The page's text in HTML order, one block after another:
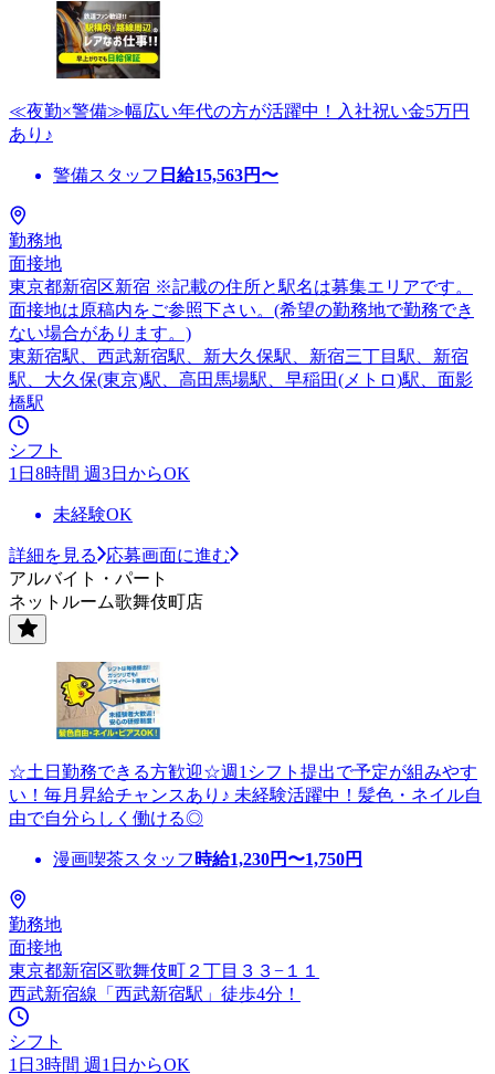
≪夜勤×警備≫幅広い年代の方が活躍中！入社祝い金5万円
あり♪
警備スタッフ 日給15,563円〜
勤務地
面接地
東京都新宿区新宿 ※記載の住所と駅名は募集エリアです。
面接地は原稿内をご参照下さい。(希望の勤務地で勤務でき
ない場合があります。)
東新宿駅、西武新宿駅、新大久保駅、新宿三丁目駅、新宿
駅、大久保(東京)駅、高田馬場駅、早稲田(メトロ)駅、面影
橋駅
シフト
1日8時間 週3日からOK
未経験OK
詳細を見る
応募画面に進む
アルバイト・パート
ネットルーム歌舞伎町店
☆土日勤務できる方歓迎☆週1シフト提出で予定が組みやす
い！毎月昇給チャンスあり♪ 未経験活躍中！髪色・ネイル自
由で自分らしく働ける◎
漫画喫茶スタッフ 時給1,230円〜1,750円
勤務地
面接地
東京都新宿区歌舞伎町２丁目３３−１１
西武新宿線「西武新宿駅」徒歩4分！
シフト
1日3時間 週1日からOK